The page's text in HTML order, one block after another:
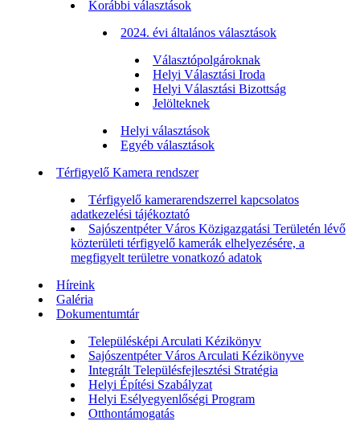
Korábbi választások
2024. évi általános választások
Választópolgároknak
Helyi Választási Iroda
Helyi Választási Bizottság
Jelölteknek
Helyi választások
Egyéb választások
Térfigyelő Kamera rendszer
Térfigyelő kamerarendszerrel kapcsolatos
adatkezelési tájékoztató
Sajószentpéter Város Közigazgatási Területén lévő
közterületi térfigyelő kamerák elhelyezésére, a
megfigyelt területre vonatkozó adatok
Híreink
Galéria
Dokumentumtár
Településképi Arculati Kézikönyv
Sajószentpéter Város Arculati Kézikönyve
Integrált Településfejlesztési Stratégia
Helyi Építési Szabályzat
Helyi Esélyegyenlőségi Program
Otthontámogatás